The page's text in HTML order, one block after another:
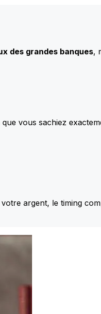
des grandes banques,
vous sachiez
argent, le timing